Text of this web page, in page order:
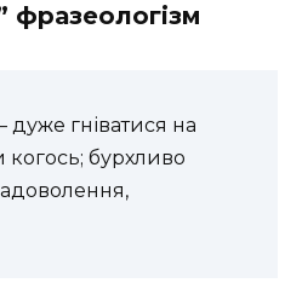
фразеологізм
дуже гніватися на
когось; бурхливо